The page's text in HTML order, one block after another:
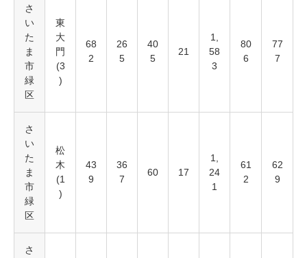
さ
い
た
ま
市
緑
区
東
大
門
(3
)
68
2
26
5
40
5
21
1,
58
3
80
6
77
7
さ
い
た
ま
市
緑
区
松
木
(1
)
43
9
36
7
60 17
1,
24
1
61
2
62
9
さ